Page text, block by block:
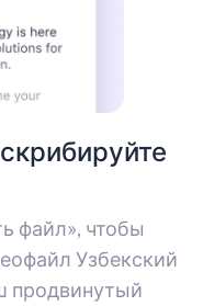
файл», чтобы
Узбекский
продвинутый